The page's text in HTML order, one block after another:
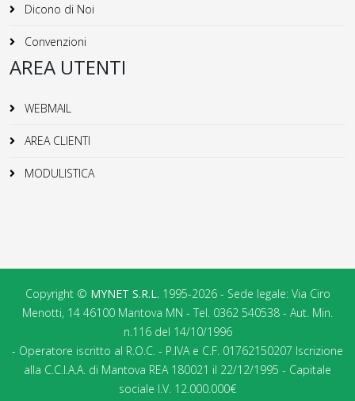
Dicono di Noi
Convenzioni
AREA UTENTI
WEBMAIL
AREA CLIENTI
MODULISTICA
Copyright © MYNET S.R.L. 1995-2026 - Sede legale: Via Ciro
Menotti, 14 46100 Mantova MN - Tel. 0362 540538 - Aut. Min.
n.116 del 14/10/1996
- Operatore iscritto al R.O.C. - P.IVA e C.F. 01762150207 Iscrizione
alla C.C.I.A.A. di Mantova REA 180021 il 22/12/1995 - Capitale
sociale I.V. 12.000.000€